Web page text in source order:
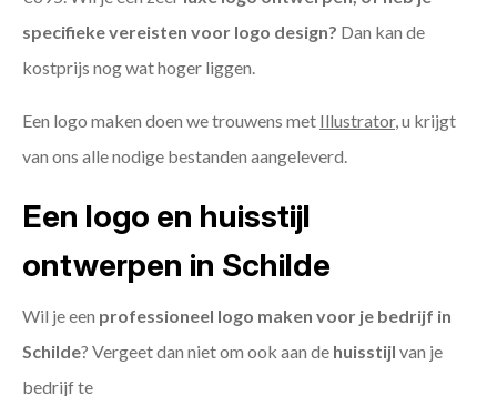
specifieke vereisten voor logo design? Dan kan de
kostprijs nog wat hoger liggen.
Een logo maken doen we trouwens met Illustrator, u krijgt
van ons alle nodige bestanden aangeleverd.
Een logo en huisstijl
ontwerpen in Schilde
Wil je een professioneel logo maken voor je bedrijf in
Schilde? Vergeet dan niet om ook aan de huisstijl van je
bedrijf te